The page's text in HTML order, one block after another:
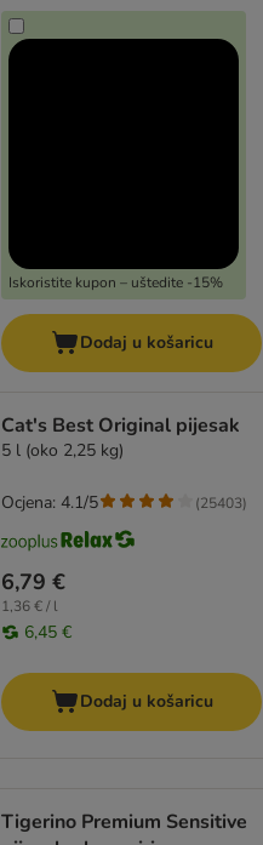
Iskoristite kupon – uštedite -15%
Dodaj u košaricu
Cat's Best Original pijesak
5 l (oko 2,25 kg)
6,79 €
1,36 € / l
6,45 €
Ocjena: 4.1/5 (25403)
Dodaj u košaricu
Tigerino Premium Sensitive